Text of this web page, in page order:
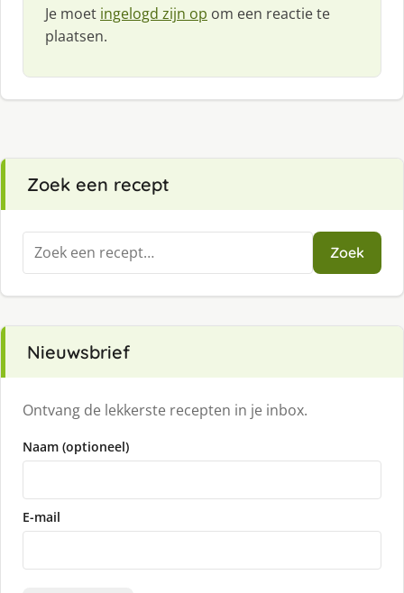
Je moet ingelogd zijn op om een reactie te
plaatsen.
Zoek een recept
Zoeken
naar:
Zoek
Nieuwsbrief
Ontvang de lekkerste recepten in je inbox.
Naam (optioneel)
E-mail